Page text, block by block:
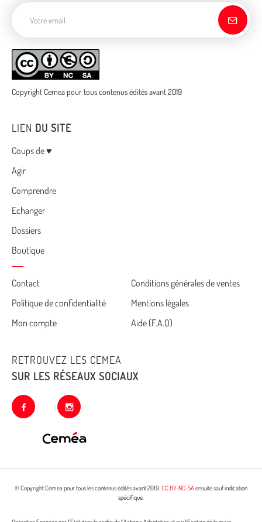
Copyright Cemea pour tous contenus édités avant 2019
LIEN DU SITE
Menu
Coups de ♥
Agir
Comprendre
Echanger
Dossiers
Boutique
Cemea
footer
Contact
Conditions générales de ventes
Politique de confidentialité
Mentions légales
Mon compte
Aide (F.A.Q)
RETROUVEZ LES CEMEA
SUR LES RÉSEAUX SOCIAUX
facebook instagram
© Copyright Cemea pour tous les contenus édités avant 2019.CC BY-NC-SAensuite sauf indication
spécifique.